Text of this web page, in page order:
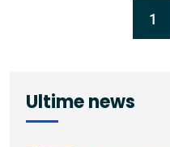
1
Ultime news